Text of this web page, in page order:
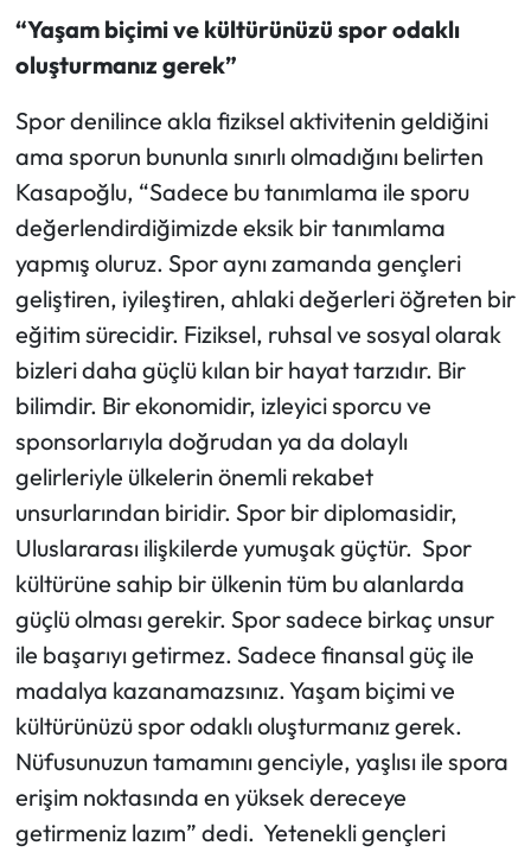
“Yaşam biçimi ve kültürünüzü spor odaklı
oluşturmanız gerek”
Spor denilince akla fiziksel aktivitenin geldiğini
ama sporun bununla sınırlı olmadığını belirten
Kasapoğlu, “Sadece bu tanımlama ile sporu
değerlendirdiğimizde eksik bir tanımlama
yapmış oluruz. Spor aynı zamanda gençleri
geliştiren, iyileştiren, ahlaki değerleri öğreten bir
eğitim sürecidir. Fiziksel, ruhsal ve sosyal olarak
bizleri daha güçlü kılan bir hayat tarzıdır. Bir
bilimdir. Bir ekonomidir, izleyici sporcu ve
sponsorlarıyla doğrudan ya da dolaylı
gelirleriyle ülkelerin önemli rekabet
unsurlarından biridir. Spor bir diplomasidir,
Uluslararası ilişkilerde yumuşak güçtür. Spor
kültürüne sahip bir ülkenin tüm bu alanlarda
güçlü olması gerekir. Spor sadece birkaç unsur
ile başarıyı getirmez. Sadece finansal güç ile
madalya kazanamazsınız. Yaşam biçimi ve
kültürünüzü spor odaklı oluşturmanız gerek.
Nüfusunuzun tamamını genciyle, yaşlısı ile spora
erişim noktasında en yüksek dereceye
getirmeniz lazım” dedi. Yetenekli gençleri